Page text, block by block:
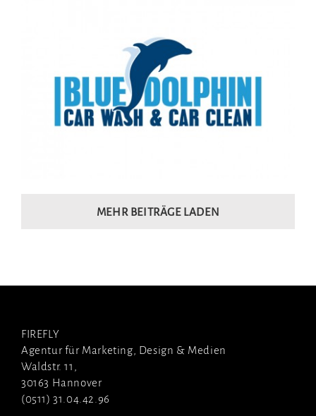
MEHR BEITRÄGE LADEN
FIREFLY
Agentur für Marketing, Design & Medien
Waldstr. 11,
30163 Hannover
(0511) 31.04.42.96